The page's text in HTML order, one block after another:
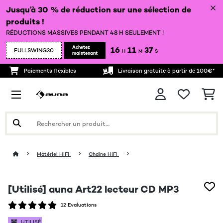
Jusqu’à 30 % de réduction sur une sélection de
produits !
RÉDUCTIONS MASSIVES PENDANT 48 H SEULEMENT !
FULLSWING30
Achetez
maintenant
16 H 11 M 37 S
Paiements flexibles Livraison gratuite à partir de 100€*
Matériel HiFi Chaîne HiFi
[Utilisé] auna Art22 lecteur CD MP3
12 Evaluations